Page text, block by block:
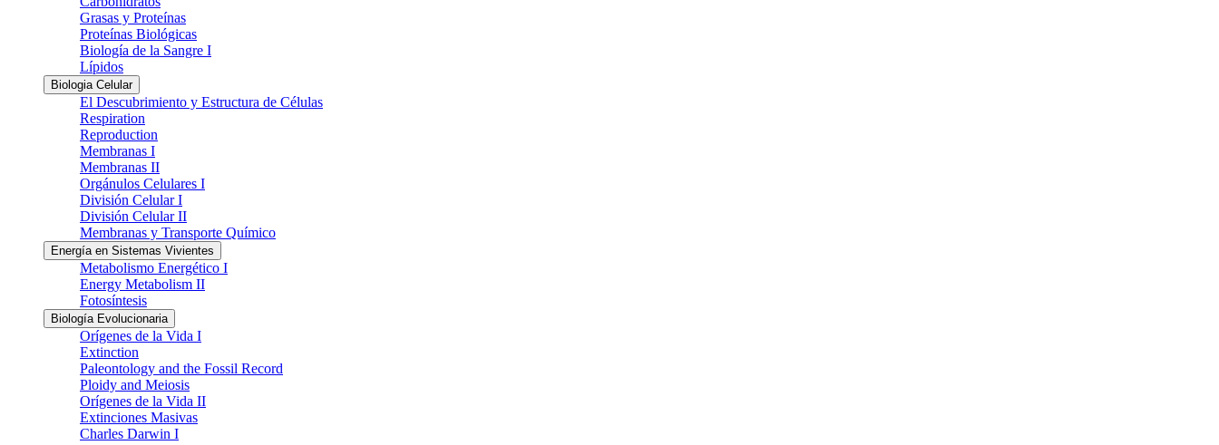
Grasas y Proteínas
Proteínas Biológicas
Biología de la Sangre I
Lípidos
Biologia Celular
El Descubrimiento y Estructura de Células
Respiration
Reproduction
Membranas I
Membranas II
Orgánulos Celulares I
División Celular I
División Celular II
Membranas y Transporte Químico
Energía en Sistemas Vivientes
Metabolismo Energético I
Energy Metabolism II
Fotosíntesis
Biología Evolucionaria
Orígenes de la Vida I
Extinction
Paleontology and the Fossil Record
Ploidy and Meiosis
Orígenes de la Vida II
Extinciones Masivas
Charles Darwin I